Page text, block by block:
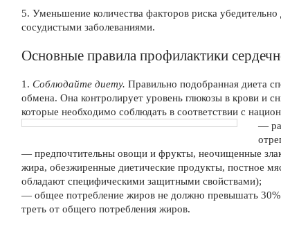
5. Уменьшение количества факторов риска
сосудистыми заболеваниями.
Основные правила профилактики
1. Соблюдайте диету. Правильно подобранная диета
обмена. Она контролирует уровень глюкозы в крови и
которые необходимо соблюдать в соответствии с
—
— предпочтительны овощи и фрукты, неочищенные
жира, обезжиренные диетические продукты, постное
обладают специфическими защитными свойствами);
— общее потребление жиров не должно превышать
треть от общего потребления жиров.